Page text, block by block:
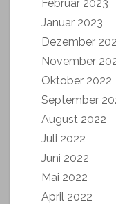
Februar 2023
Januar 2023
Dezember
November
Oktober 2022
September
August 2022
Juli 2022
Juni 2022
Mai 2022
April 2022